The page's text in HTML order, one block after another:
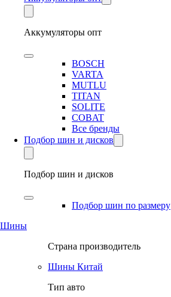
Аккумуляторы опт
BOSCH
VARTA
MUTLU
TITAN
SOLITE
COBAT
Все бренды
Подбор шин и дисков
Подбор шин и дисков
Подбор шин по размеру
Шины
Страна производитель
Шины Китай
Тип авто